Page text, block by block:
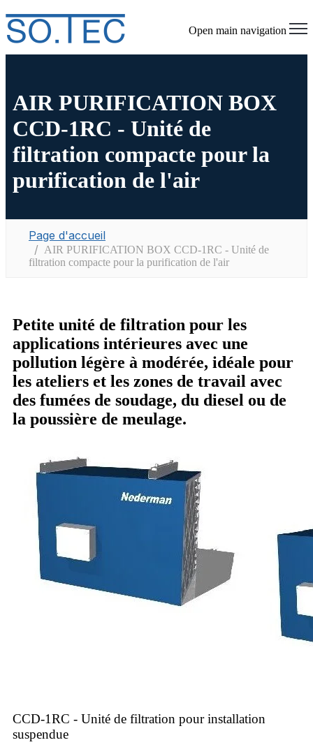
Open main navigation
AIR PURIFICATION BOX
CCD-1RC - Unité de
filtration compacte pour la
purification de l'air
Page d'accueil
AIR PURIFICATION BOX CCD-1RC - Unité de
filtration compacte pour la purification de l'air
Petite unité de filtration pour les
applications intérieures avec une
pollution légère à modérée, idéale pour
les ateliers et les zones de travail avec
des fumées de soudage, du diesel ou de
la poussière de meulage.
CCD-1RC - Unité de filtration pour installation
suspendue